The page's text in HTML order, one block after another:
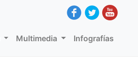
Multimedia Infografías